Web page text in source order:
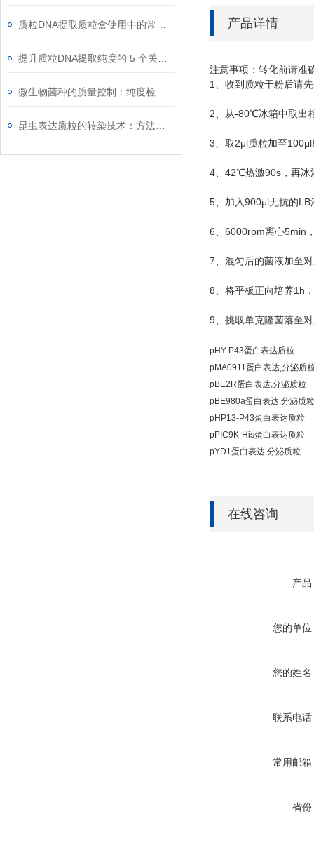
产品详情
注意事项：转化前请准
1 、收到质粒干粉后请先
2、从-80℃冰箱中取出
3、取 2μl质粒加至 100μl
4、 42℃热激90s ，再冰
5、加入900μl无抗的LB
6、 6000rpm离心5min
7、混匀后的菌液加至
8、将平板正向培养1h
9、挑取单克隆菌落至
pHY-P43蛋白表达质粒
pMA0911蛋白表达,分泌质
pBE2R蛋白表达,分泌质粒
pBE980a蛋白表达,分泌质粒
pHP13-P43蛋白表达质粒
pPIC9K-His蛋白表达质粒
pYD1蛋白表达,分泌质粒
在线咨询
产品
您的单位
您的姓名
联系电话
常用邮箱
省份